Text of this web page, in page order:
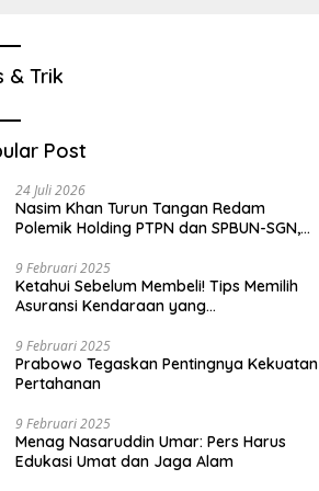
& Trik
Post
24 Juli 2026
Nasim Khan Turun Tangan Redam
Polemik Holding PTPN dan SPBUN-SGN,
9 Februari 2025
Ketahui Sebelum Membeli! Tips Memilih
Asuransi Kendaraan yang
9 Februari 2025
Prabowo Tegaskan Pentingnya Kekuatan
Pertahanan
9 Februari 2025
Menag Nasaruddin Umar: Pers Harus
Edukasi Umat dan Jaga Alam